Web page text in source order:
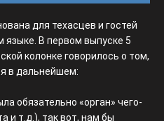
для техасцев и гостей
языке. В первом выпуске 5
колонке говорилось о том,
в дальнейшем:
обязательно «орган» чего-
и т.д.), так вот, нам бы